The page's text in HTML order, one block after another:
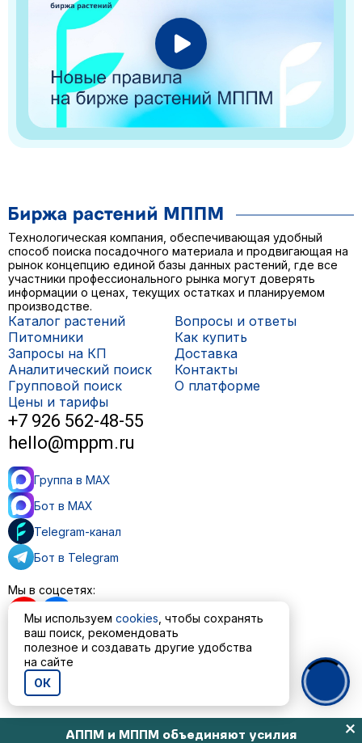
АППМ и МППМ объединяют усилия
Технологическая компания, обеспечивающая удобный
способ поиска посадочного материала и продвигающая на
рынок концепцию единой базы данных растений, где все
участники профессионального рынка могут доверять
информации о ценах, текущих остатках и планируемом
производстве.
Каталог растений
Питомники
Запросы на КП
Аналитический поиск
Групповой поиск
Цены и тарифы
Вопросы и ответы
Как купить
Доставка
Контакты
О платформе
+7 926 562-48-55
hello@mppm.ru
Группа в MAX
Бот в MAX
Telegram-канал
Бот в Telegram
Мы в соцсетях:
Пользовательское соглашение
Политика обработки персональных данных
© ООО «МППМ» 2023—2026
Мы используем cookies , чтобы сохранять
ваш поиск, рекомендовать
полезное и создавать другие удобства
на сайте
ОК